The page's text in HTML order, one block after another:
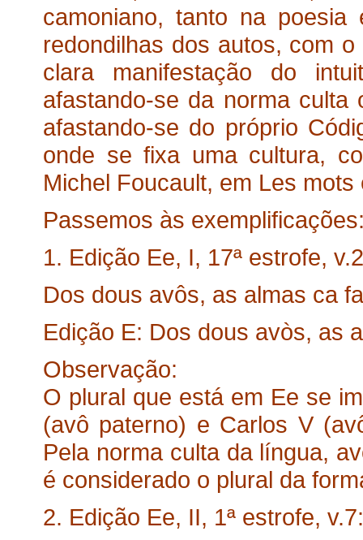
camoniano, tanto na
redondilhas dos autos, com
clara manifestação do
afastando-se da norma
afastando-se do próprio
onde se fixa uma cultura,
Michel Foucault, em Les
Passemos às
1. Edição Ee, I, 17ª estrofe,
Dos dous avôs, as almas ca
Edição E: Dos dous avòs, as
Observação:
O plural que está em Ee se
(avô paterno) e Carlos V
Pela norma culta da língua,
é considerado o plural da
2. Edição Ee, II, 1ª estrofe, v.7: